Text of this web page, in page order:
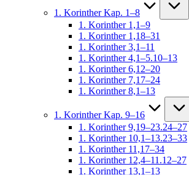
1. Korinther Kap. 1–8
1. Korinther 1,1–9
1. Korinther 1,18–31
1. Korinther 3,1–11
1. Korinther 4,1–5.10–13
1. Korinther 6,12–20
1. Korinther 7,17–24
1. Korinther 8,1–13
1. Korinther Kap. 9–16
1. Korinther 9,19–23.24–27
1. Korinther 10,1–13.23–33
1. Korinther 11,17–34
1. Korinther 12,4–11.12–27
1. Korinther 13,1–13